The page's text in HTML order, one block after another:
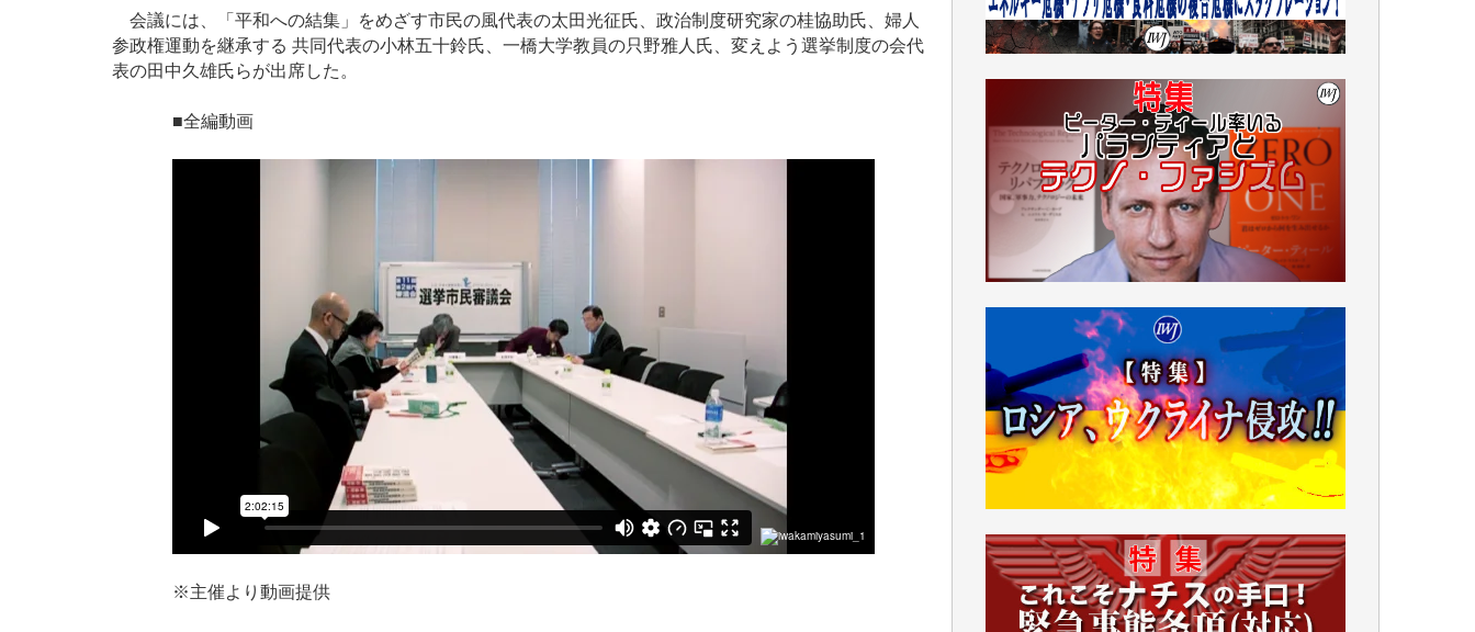
会議には、「平和への結集」をめざす市民の風代表の太田光征氏、政治制度研究家の桂協助氏、婦人
参政権運動を継承する 共同代表の小林五十鈴氏、一橋大学教員の只野雅人氏、変えよう選挙制度の会代
表の田中久雄氏らが出席した。
■全編動画
※主催より動画提供